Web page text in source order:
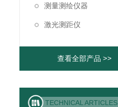
测量测绘仪器
激光测距仪
查看全部产品 >>
TECHNICAL ARTICLES